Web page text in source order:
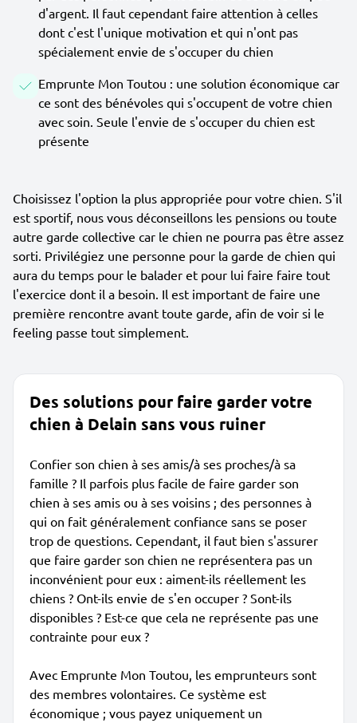
d'argent. Il faut cependant faire attention à celles
dont c'est l'unique motivation et qui n'ont pas
spécialement envie de s'occuper du chien
Emprunte Mon Toutou : une solution économique car
ce sont des bénévoles qui s'occupent de votre chien
avec soin. Seule l'envie de s'occuper du chien est
présente
Choisissez l'option la plus appropriée pour votre chien. S'il
est sportif, nous vous déconseillons les pensions ou toute
autre garde collective car le chien ne pourra pas être assez
sorti. Privilégiez une personne pour la garde de chien qui
aura du temps pour le balader et pour lui faire faire tout
l'exercice dont il a besoin. Il est important de faire une
première rencontre avant toute garde, afin de voir si le
feeling passe tout simplement.
Des solutions pour faire garder votre
chien à Delain sans vous ruiner
Confier son chien à ses amis/à ses proches/à sa
famille ? Il parfois plus facile de faire garder son
chien à ses amis ou à ses voisins ; des personnes à
qui on fait généralement confiance sans se poser
trop de questions. Cependant, il faut bien s'assurer
que faire garder son chien ne représentera pas un
inconvénient pour eux : aiment-ils réellement les
chiens ? Ont-ils envie de s'en occuper ? Sont-ils
disponibles ? Est-ce que cela ne représente pas une
contrainte pour eux ?
Avec Emprunte Mon Toutou, les emprunteurs sont
des membres volontaires. Ce système est
économique ; vous payez uniquement un